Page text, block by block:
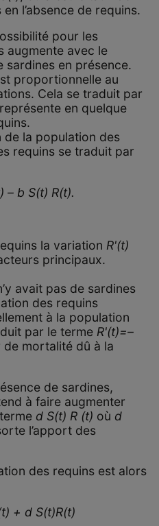
l’absence de requins.
pour les
augmente avec le
sardines en présence.
proportionnelle au
Cela se traduit par
représente en quelque
de la population des
requins se traduit par
– b S(t) R(t).
la variation R'(t)
principaux.
avait pas de sardines
des requins
à la population
par le terme R'(t)=–
mortalité dû à la
de sardines,
à faire augmenter
d S(t) R (t) où d
l’apport des
des requins est alors
+ d S(t)R(t)